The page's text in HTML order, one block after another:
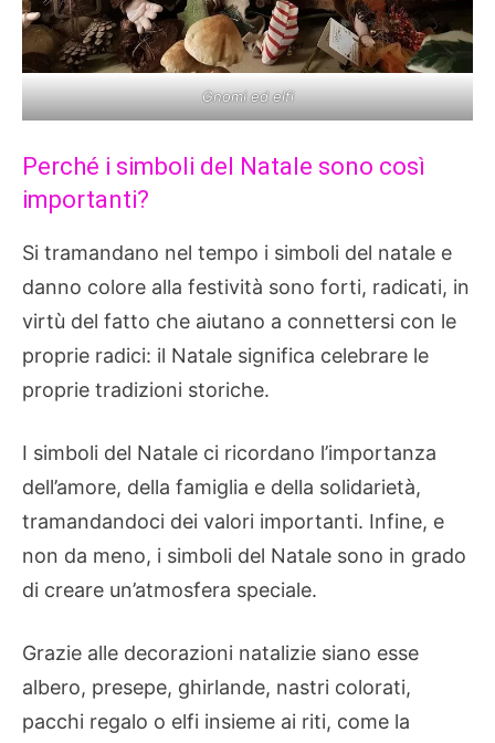
Gnomi ed elfi
Perché i simboli del Natale sono così
importanti?
Si tramandano nel tempo i simboli del natale e
danno colore alla festività sono forti, radicati, in
virtù del fatto che aiutano a connettersi con le
proprie radici: il Natale significa celebrare le
proprie tradizioni storiche.
I simboli del Natale ci ricordano l’importanza
dell’amore, della famiglia e della solidarietà,
tramandandoci dei valori importanti. Infine, e
non da meno, i simboli del Natale sono in grado
di creare un’atmosfera speciale.
Grazie alle decorazioni natalizie siano esse
albero, presepe, ghirlande, nastri colorati,
pacchi regalo o elfi insieme ai riti, come la